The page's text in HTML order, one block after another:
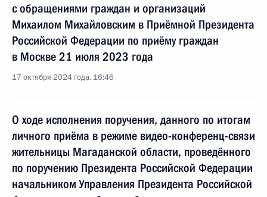
с обращениями граждан и организаций
Михаилом Михайловским в Приёмной Президента
Российской Федерации по приёму граждан
в Москве 21 июля 2023 года
17 октября 2024 года, 16:46
О ходе исполнения поручения, данного по итогам
личного приёма в режиме видео-конференц-связи
жительницы Магаданской области, проведённого
по поручению Президента Российской Федерации
начальником Управления Президента Российской